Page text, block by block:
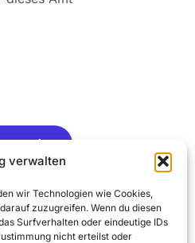
verwalten
wir Technologien wie Cookies,
zuzugreifen. Wenn du diesen
Surfverhalten oder eindeutige IDs
nicht erteilst oder
..